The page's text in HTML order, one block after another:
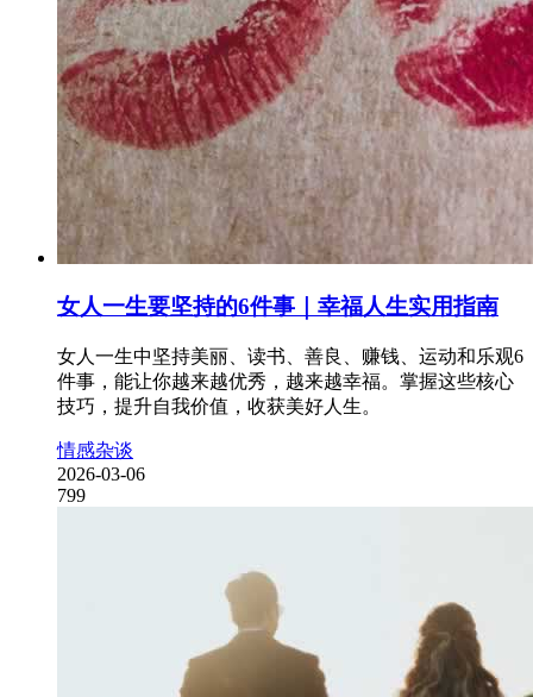
女人一生要坚持的6件事｜幸福人生实用指南
女人一生中坚持美丽、读书、善良、赚钱、运动和乐观6
件事，能让你越来越优秀，越来越幸福。掌握这些核心
技巧，提升自我价值，收获美好人生。
情感杂谈
2026-03-06
799